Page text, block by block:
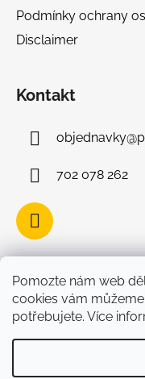
Pomozte nám web
cookies vám
potřebujete. Více
Podmínky ochrany
Disclaimer
Kontakt
objednavky@
702 078 262
Facebook